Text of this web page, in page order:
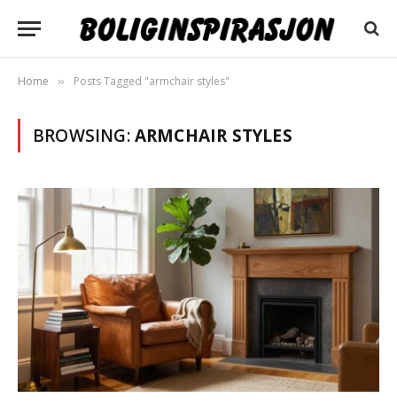
Home » Posts Tagged "armchair styles"
BROWSING:ARMCHAIR STYLES